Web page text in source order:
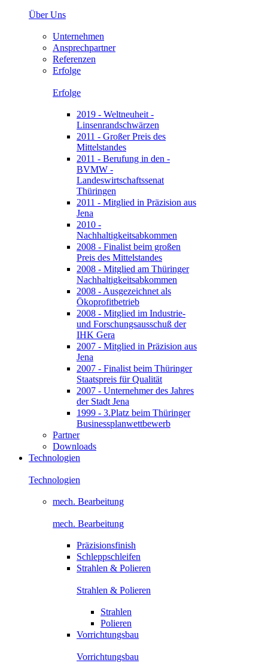
Über Uns
Unternehmen
Ansprechpartner
Referenzen
Erfolge
Erfolge
2019 - Weltneuheit -
Linsenrandschwärzen
2011 - Großer Preis des
Mittelstandes
2011 - Berufung in den -
BVMW -
Landeswirtschaftssenat
Thüringen
2011 - Mitglied in Präzision aus
Jena
2010 -
Nachhaltigkeitsabkommen
2008 - Finalist beim großen
Preis des Mittelstandes
2008 - Mitglied am Thüringer
Nachhaltigkeitsabkommen
2008 - Ausgezeichnet als
Ökoprofitbetrieb
2008 - Mitglied im Industrie-
und Forschungsausschuß der
IHK Gera
2007 - Mitglied in Präzision aus
Jena
2007 - Finalist beim Thüringer
Staatspreis für Qualität
2007 - Unternehmer des Jahres
der Stadt Jena
1999 - 3.Platz beim Thüringer
Businessplanwettbewerb
Partner
Downloads
Technologien
Technologien
mech. Bearbeitung
mech. Bearbeitung
Präzisionsfinish
Schleppschleifen
Strahlen & Polieren
Strahlen & Polieren
Strahlen
Polieren
Vorrichtungsbau
Vorrichtungsbau